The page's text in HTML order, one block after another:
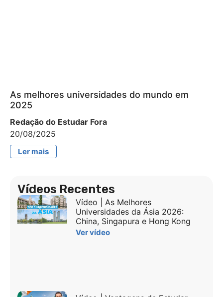
As melhores universidades do mundo em
2025
Redação do Estudar Fora
20/08/2025
Ler mais
Vídeos Recentes
Vídeo | As Melhores
Universidades da Ásia 2026:
China, Singapura e Hong Kong
Ver vídeo